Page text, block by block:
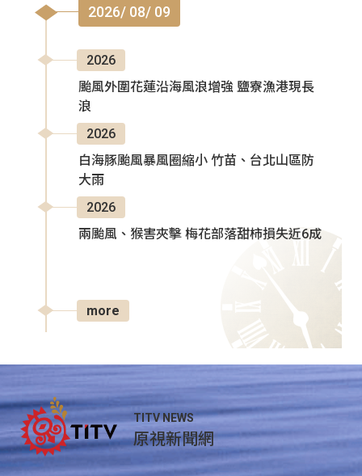
2026/ 08/ 09
2026
颱風外圍花蓮沿海風浪增強 鹽寮漁港現長
浪
2026
白海豚颱風暴風圈縮小 竹苗、台北山區防
大雨
2026
兩颱風、猴害夾擊 梅花部落甜柿損失近6成
more
TITV NEWS
原視新聞網